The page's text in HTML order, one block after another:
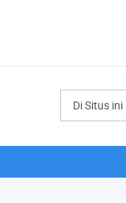
Di Situs ini